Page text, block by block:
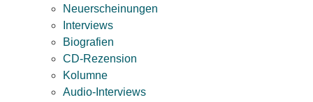
Neuerscheinungen
Interviews
Biografien
CD-Rezension
Kolumne
Audio-Interviews